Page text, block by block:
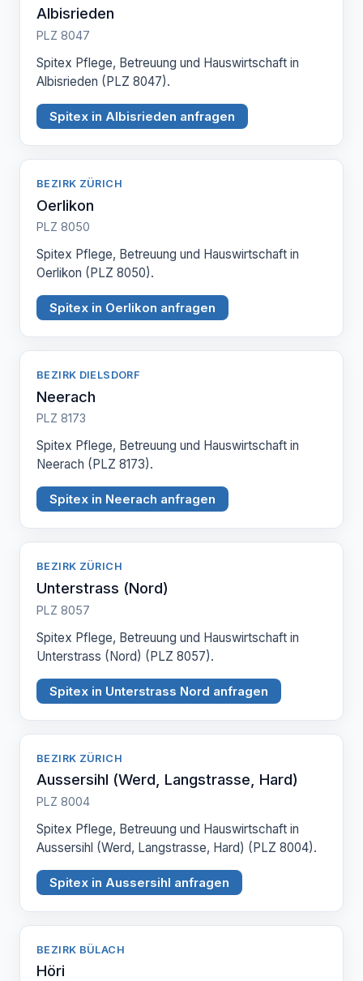
Albisrieden
PLZ 8047
Spitex Pflege, Betreuung und Hauswirtschaft in
Albisrieden (PLZ 8047).
Spitex in Albisrieden anfragen
BEZIRK ZÜRICH
Oerlikon
PLZ 8050
Spitex Pflege, Betreuung und Hauswirtschaft in
Oerlikon (PLZ 8050).
Spitex in Oerlikon anfragen
BEZIRK DIELSDORF
Neerach
PLZ 8173
Spitex Pflege, Betreuung und Hauswirtschaft in
Neerach (PLZ 8173).
Spitex in Neerach anfragen
BEZIRK ZÜRICH
Unterstrass (Nord)
PLZ 8057
Spitex Pflege, Betreuung und Hauswirtschaft in
Unterstrass (Nord) (PLZ 8057).
Spitex in Unterstrass Nord anfragen
BEZIRK ZÜRICH
Aussersihl (Werd, Langstrasse, Hard)
PLZ 8004
Spitex Pflege, Betreuung und Hauswirtschaft in
Aussersihl (Werd, Langstrasse, Hard) (PLZ 8004).
Spitex in Aussersihl anfragen
BEZIRK BÜLACH
Höri